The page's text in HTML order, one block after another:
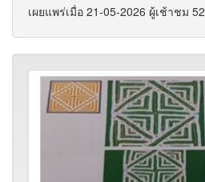
เผยแพร่เมื่อ 21-05-2026 ผู้เช้าชม 52